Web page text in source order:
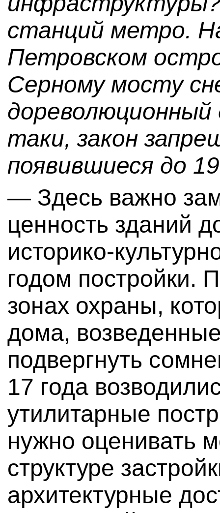
станций метро.
Петровском
Серному мосту
таки, закон
появившиеся до
— Здесь важно
ценность зданий
историко-
годом постройки.
зонах охраны,
дома,
подвергнуть
17 года
утилитарные
нужно оценивать
структуре
архитектурные